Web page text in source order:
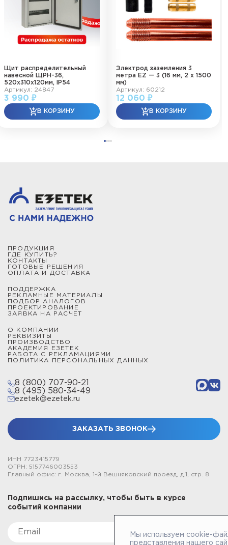
Щит распределительный
навесной ЩРН-36,
520х310х120мм, IP54
Артикул: 24847
3 990 ₽
Электрод заземления 3
метра EZ — 3 (16 мм, 2 х 1500
мм)
Артикул: 60212
12 060 ₽
ПРОДУКЦИЯ
ГДЕ КУПИТЬ?
КОНТАКТЫ
ГОТОВЫЕ РЕШЕНИЯ
ОПЛАТА И ДОСТАВКА
ПОДДЕРЖКА
РЕКЛАМНЫЕ МАТЕРИАЛЫ
ПОДБОР АНАЛОГОВ
ПРОЕКТИРОВАНИЕ
ЗАЯВКА НА РАСЧЕТ
О КОМПАНИИ
РЕКВИЗИТЫ
ПРОИЗВОДСТВО
АКАДЕМИЯ ЕЗЕТЕК
РАБОТА С РЕКЛАМАЦИЯМИ
ПОЛИТИКА ПЕРСОНАЛЬНЫХ ДАННЫХ
8 (800) 707-90-21
8 (495) 580-34-49
ezetek@ezetek.ru
ЗАКАЗАТЬ ЗВОНОК
ИНН 7723415779
ОГРН: 5157746003553
Главный офис: г. Москва, 1-й Вешняковский проезд, д.1, стр. 8
Подпишись на рассылку, чтобы быть в курсе
событий компании
Мы используем cookie-
представления нашего